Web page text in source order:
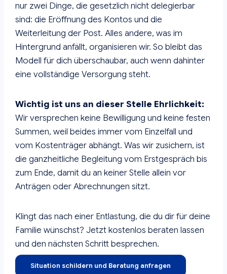
nur zwei Dinge, die gesetzlich nicht delegierbar
sind: die Eröffnung des Kontos und die
Weiterleitung der Post. Alles andere, was im
Hintergrund anfällt, organisieren wir. So bleibt das
Modell für dich überschaubar, auch wenn dahinter
eine vollständige Versorgung steht.
Wichtig ist uns an dieser Stelle Ehrlichkeit:
Wir versprechen keine Bewilligung und keine festen
Summen, weil beides immer vom Einzelfall und
vom Kostenträger abhängt. Was wir zusichern, ist
die ganzheitliche Begleitung vom Erstgespräch bis
zum Ende, damit du an keiner Stelle allein vor
Anträgen oder Abrechnungen sitzt.
Klingt das nach einer Entlastung, die du dir für deine
Familie wünschst? Jetzt kostenlos beraten lassen
und den nächsten Schritt besprechen.
Situation schildern und Beratung anfragen